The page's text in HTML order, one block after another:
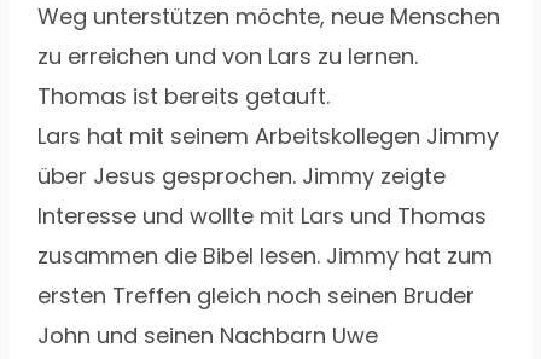
Weg unterstützen möchte, neue Menschen
zu erreichen und von Lars zu lernen.
Thomas ist bereits getauft.
Lars hat mit seinem Arbeitskollegen Jimmy
über Jesus gesprochen. Jimmy zeigte
Interesse und wollte mit Lars und Thomas
zusammen die Bibel lesen. Jimmy hat zum
ersten Treffen gleich noch seinen Bruder
John und seinen Nachbarn Uwe